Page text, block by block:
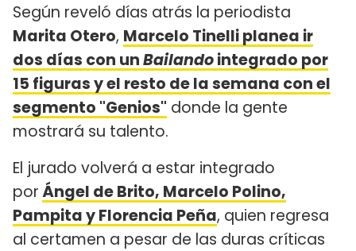
Según reveló días atrás la periodista
Marita Otero, Marcelo Tinelli planea ir
dos días con unBailandointegrado por
15 figuras y el resto de la semana con el
segmento "Genios" donde la gente
mostrará su talento.
El jurado volverá a estar integrado
porÁngel de Brito, Marcelo Polino,
Pampita y Florencia Peña, quien regresa
al certamen a pesar de las duras críticas